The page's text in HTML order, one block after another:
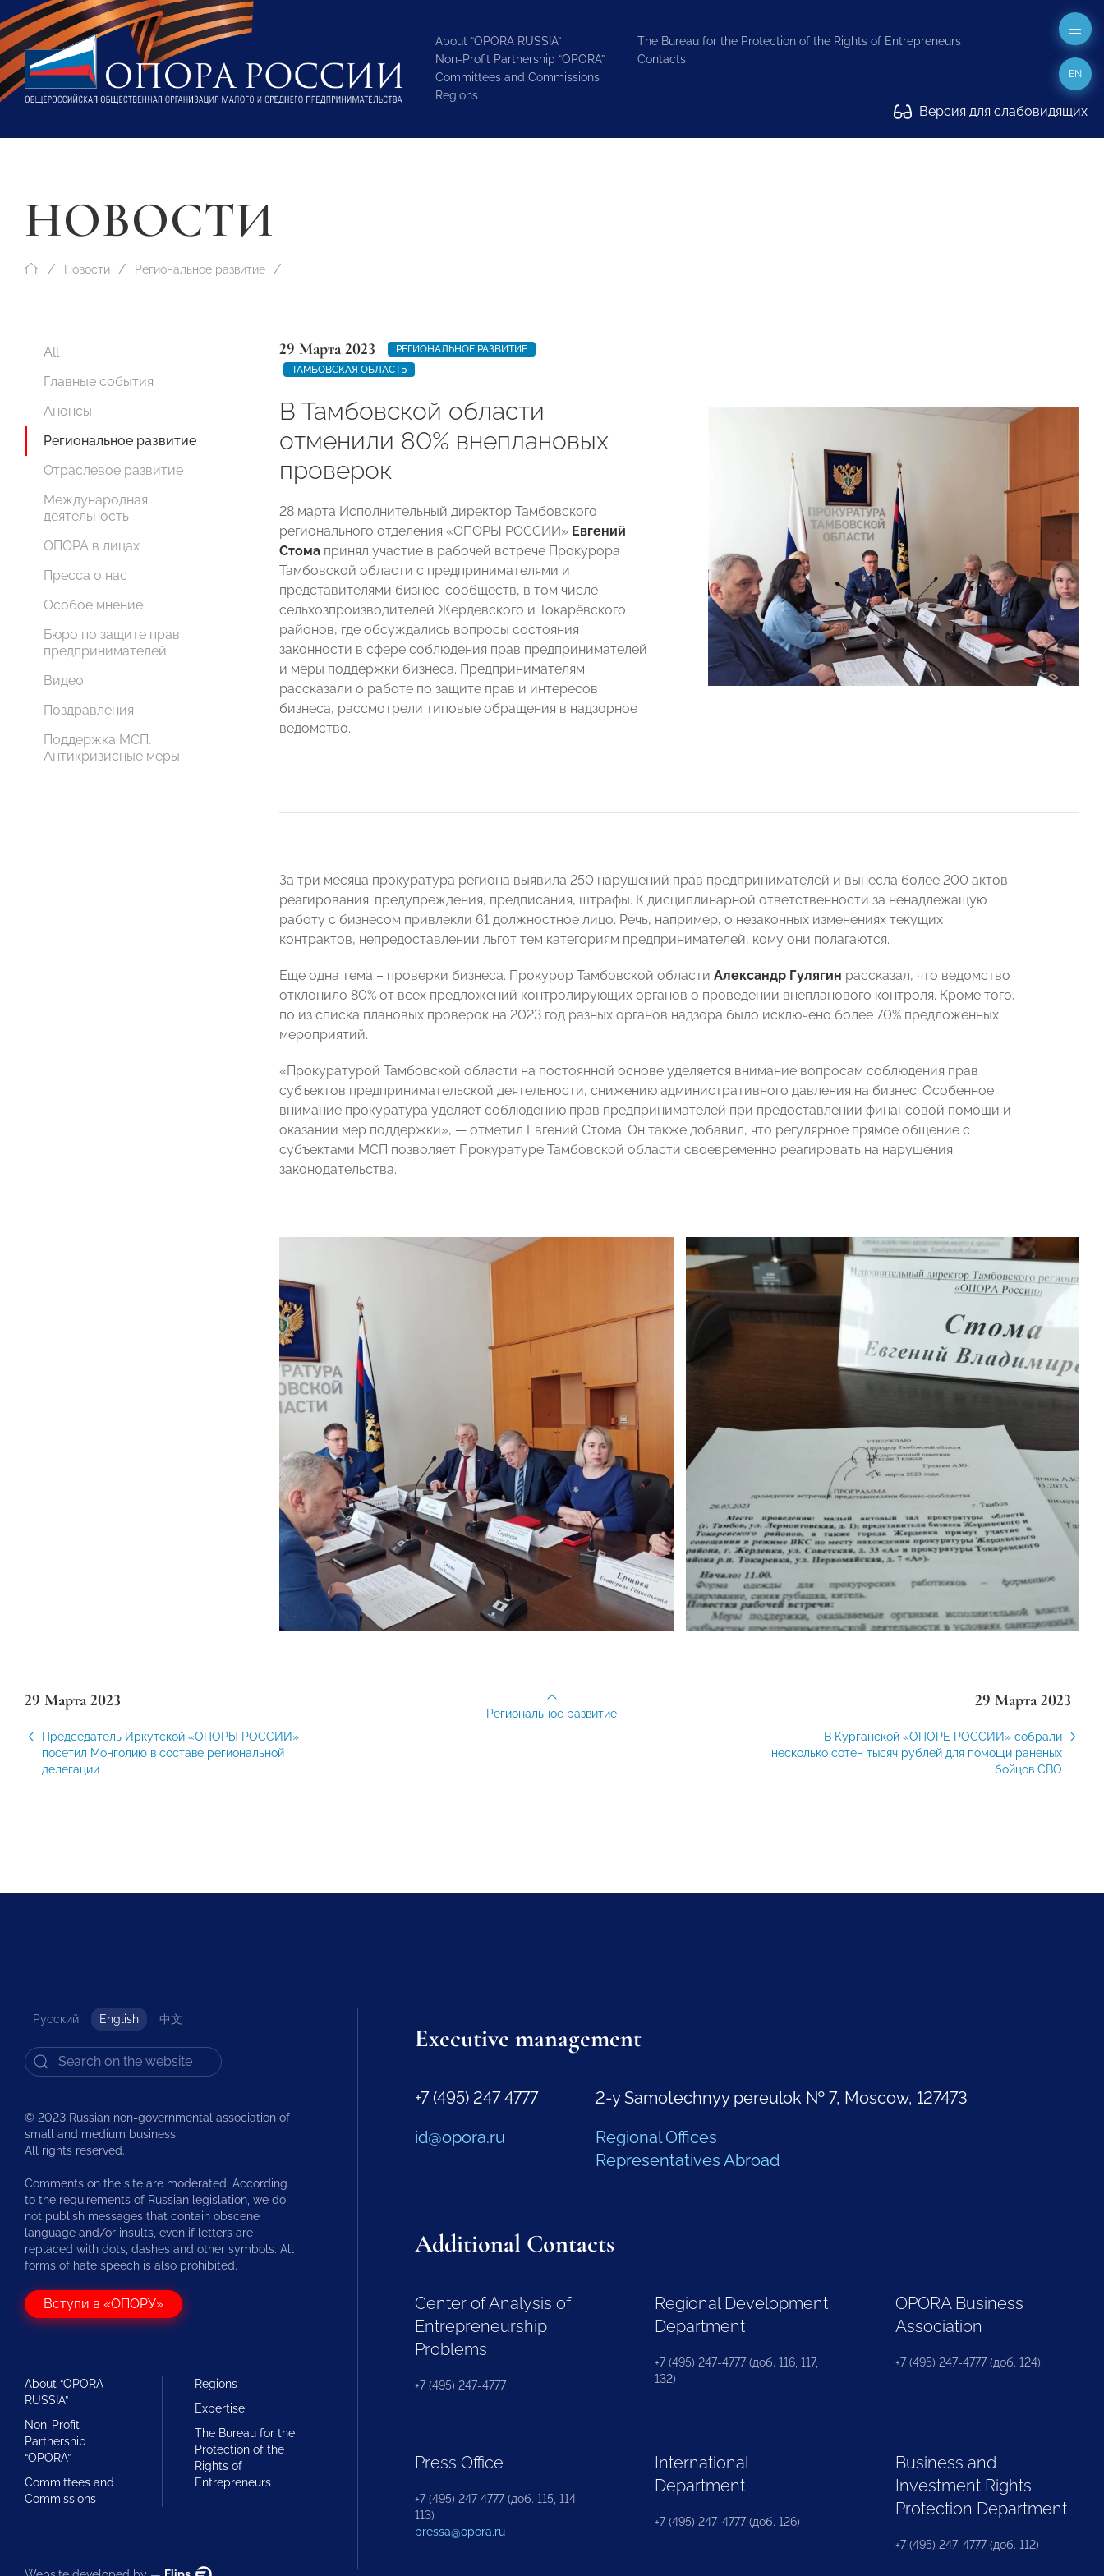
About “OPORA RUSSIA”
Non-Profit Partnership “OPORA”
Committees and Commissions
Regions
The Bureau for the Protection of the Rights of Entrepreneurs
Contacts
Версия для слабовидящих
EN
НОВОСТИ
Новости Региональное развитие
All
Главные события
Анонсы
Региональное развитие
Отраслевое развитие
Международная
деятельность
ОПОРА в лицах
Пресса о нас
Особое мнение
Бюро по защите прав
предпринимателей
Видео
Поздравления
Поддержка МСП.
Антикризисные меры
29 Марта 2023
РЕГИОНАЛЬНОЕ РАЗВИТИЕ
ТАМБОВСКАЯ ОБЛАСТЬ
В Тамбовской области
отменили 80% внеплановых
проверок
28 марта Исполнительный директор Тамбовского
регионального отделения «ОПОРЫ РОССИИ» Евгений
Стома принял участие в рабочей встрече Прокурора
Тамбовской области с предпринимателями и
представителями бизнес-сообществ, в том числе
сельхозпроизводителей Жердевского и Токарёвского
районов, где обсуждались вопросы состояния
законности в сфере соблюдения прав предпринимателей
и меры поддержки бизнеса. Предпринимателям
рассказали о работе по защите прав и интересов
бизнеса, рассмотрели типовые обращения в надзорное
ведомство.
За три месяца прокуратура региона выявила 250 нарушений прав предпринимателей и вынесла более 200 актов
реагирования: предупреждения, предписания, штрафы. К дисциплинарной ответственности за ненадлежащую
работу с бизнесом привлекли 61 должностное лицо. Речь, например, о незаконных изменениях текущих
контрактов, непредоставлении льгот тем категориям предпринимателей, кому они полагаются.
Еще одна тема – проверки бизнеса. Прокурор Тамбовской области Александр Гулягин рассказал, что ведомство
отклонило 80% от всех предложений контролирующих органов о проведении внепланового контроля. Кроме того,
по из списка плановых проверок на 2023 год разных органов надзора было исключено более 70% предложенных
мероприятий.
«Прокуратурой Тамбовской области на постоянной основе уделяется внимание вопросам соблюдения прав
субъектов предпринимательской деятельности, снижению административного давления на бизнес. Особенное
внимание прокуратура уделяет соблюдению прав предпринимателей при предоставлении финансовой помощи и
оказании мер поддержки», — отметил Евгений Стома. Он также добавил, что регулярное прямое общение с
субъектами МСП позволяет Прокуратуре Тамбовской области своевременно реагировать на нарушения
законодательства.
29 Марта 2023
Председатель Иркутской «ОПОРЫ РОССИИ»
посетил Монголию в составе региональной
делегации
29 Марта 2023
В Курганской «ОПОРЕ РОССИИ» собрали
несколько сотен тысяч рублей для помощи раненых
бойцов СВО
Региональное развитие
Русский English 中文
© 2023 Russian non-governmental association of
small and medium business
All rights reserved.
Comments on the site are moderated. According
to the requirements of Russian legislation, we do
not publish messages that contain obscene
language and/or insults, even if letters are
replaced with dots, dashes and other symbols. All
forms of hate speech is also prohibited.
Вступи в «ОПОРУ»
About “OPORA
RUSSIA”
Non-Profit
Partnership
“OPORA”
Committees and
Commissions
Regions
Expertise
The Bureau for the
Protection of the
Rights of
Entrepreneurs
Executive management
+7 (495) 247 4777
id@opora.ru
2-y Samotechnyy pereulok № 7, Moscow, 127473
Regional Offices
Representatives Abroad
Additional Contacts
Center of Analysis of
Entrepreneurship
Problems
+7 (495) 247-4777
Regional Development
Department
+7 (495) 247-4777 (доб. 116, 117,
132)
OPORA Business
Association
+7 (495) 247-4777 (доб. 124)
Press Office
+7 (495) 247 4777 (доб. 115, 114,
113)
pressa@opora.ru
International
Department
+7 (495) 247-4777 (доб. 126)
Business and
Investment Rights
Protection Department
+7 (495) 247-4777 (доб. 112)